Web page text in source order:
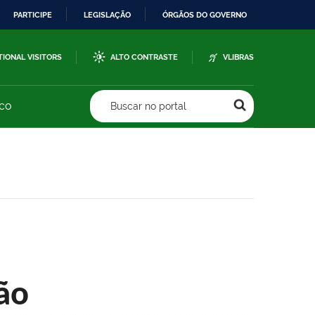
PARTICIPE LEGISLAÇÃO ÓRGÃOS DO GOVERNO
VISITORS ALTO CONTRASTE VLIBRAS
Buscar no portal